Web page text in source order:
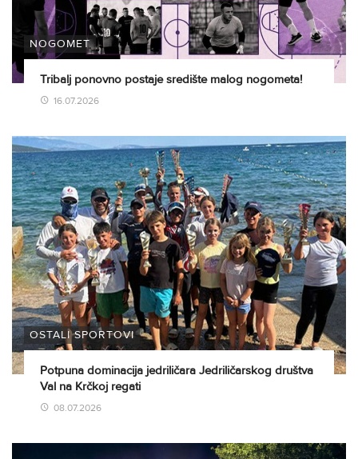
NOGOMET
Tribalj ponovno postaje središte malog nogometa!
16.07.2026
OSTALI SPORTOVI
Potpuna dominacija jedriličara Jedriličarskog društva
Val na Krčkoj regati
08.07.2026